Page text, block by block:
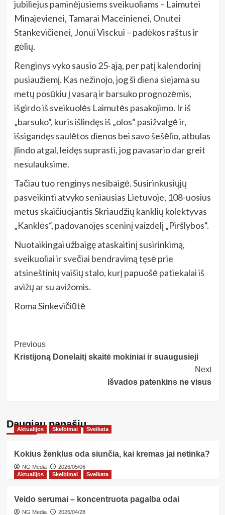
jubiliejus paminėjusiems sveikuoliams – Laimutei
Minajevienei, Tamarai Maceinienei, Onutei
Stankevičienei, Jonui Visckui – padėkos raštus ir
gėlių.
Renginys vyko sausio 25-ąją, per patį kalendorinį
pusiaužiemį. Kas nežinojo, jog ši diena siejama su
metų posūkiu į vasarą ir barsuko prognozėmis,
išgirdo iš sveikuolės Laimutės pasakojimo. Ir iš
„barsuko“, kuris išlindęs iš „olos“ pasižvalgė ir,
išsigandęs saulėtos dienos bei savo šešėlio, atbulas
įlindo atgal, leidęs suprasti, jog pavasario dar greit
nesulauksime.
Tačiau tuo renginys nesibaigė. Susirinkusiųjų
pasveikinti atvyko seniausias Lietuvoje, 108-uosius
metus skaičiuojantis Skriaudžių kanklių kolektyvas
„Kanklės“, padovanojęs sceninį vaizdelį „Piršlybos“.
Nuotaikingai užbaigę ataskaitinį susirinkimą,
sveikuoliai ir svečiai bendravimą tęsė prie
atsineštinių vaišių stalo, kurį papuošė patiekalai iš
avižų ar su avižomis.
Roma Sinkevičiūtė
Post
Navigation
Previous
Kristijoną Donelaitį skaitė mokiniai ir suaugusieji
Next
Išvados patenkins ne visus
Daugiau panašių…
Aktualijos Skelbimai Sveikata
Kokius ženklus oda siunčia, kai kremas jai netinka?
NG Media
2026/05/06
Aktualijos
Skelbimai Sveikata
Veido serumai – koncentruota pagalba odai
NG Media 2026/04/28